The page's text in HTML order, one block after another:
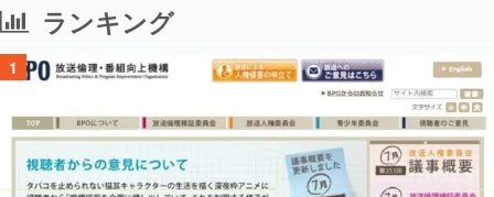
ランキング
1